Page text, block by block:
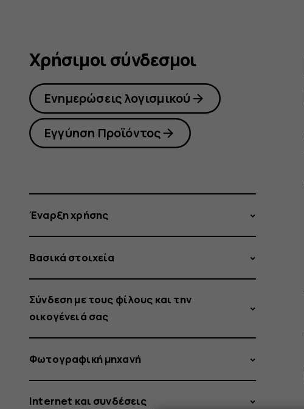
Χρήσιμοι σύνδεσμοι
Ενημερώσεις λογισμικού
Εγγύηση Προϊόντος
Έναρξη χρήσης
Βασικά στοιχεία
Σύνδεση με τους φίλους και την
οικογένειά σας
Φωτογραφική μηχανή
Internet και συνδέσεις